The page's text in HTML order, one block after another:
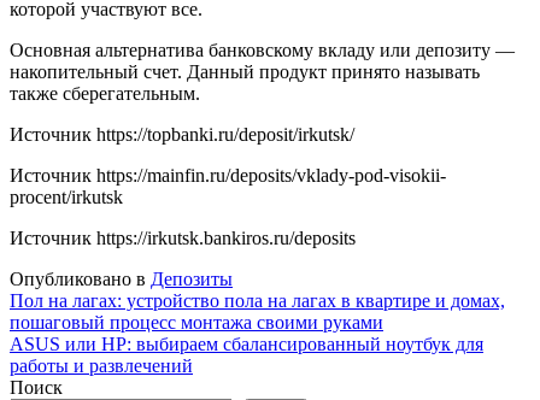
которой участвуют все.
Основная альтернатива банковскому вкладу или депозиту —
накопительный счет. Данный продукт принято называть
также сберегательным.
Источник https://topbanki.ru/deposit/irkutsk/
Источник https://mainfin.ru/deposits/vklady-pod-visokii-
procent/irkutsk
Источник https://irkutsk.bankiros.ru/deposits
Опубликовано в Депозиты
Навигация
по
записям
Пол на лагах: устройство пола на лагах в квартире и домах,
пошаговый процесс монтажа своими руками
ASUS или HP: выбираем сбалансированный ноутбук для
работы и развлечений
Поиск